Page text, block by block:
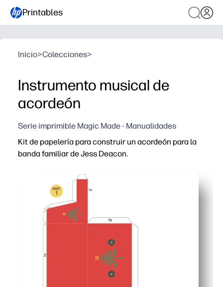
Printables
Inicio>Colecciones>
Instrumento musical de
acordeón
Serie imprimible Magic Made - Manualidades
Kit de papelería para construir un acordeón para la
banda familiar de Jess Deacon.
Imprimes y construyes en un abrir y cerrar de ojos:
Mantiene a los niños interesados: un ingenioso
Sneaks in STEAM: habla sobre la simetría, los
Listo para el aula o el hogar: las piezas se guardan